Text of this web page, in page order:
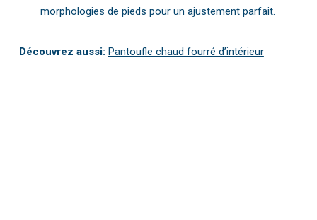
morphologies de pieds pour un ajustement parfait.
Découvrez aussi: Pantoufle chaud fourré d’intérieur